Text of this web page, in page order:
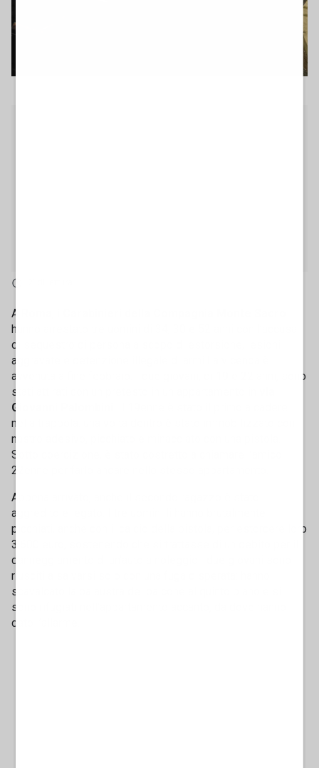
A
hanno arrestato tre uomini di 34, 30 e 52 anni con l’accusa
di sequestro di persona a scopo di estorsione, lesioni
aggravate e detenzione illegale di armi.La vicenda è
avvenuta a fine febbraio. I due giovani, di 19 e 22 anni, sono
stati attirati con un pretesto in un appartamento in
Giovanni Palombini
nella trappola: una volta dentro è stato immobilizzato con
nastro adesivo, picchiato e minacciato con una pistola.
Sotto coercizione, è stato costretto a chiamare l’amico
22enne per farlo andare nello stesso appartamento.
Appena arrivato, anche il secondo ragazzo è stato
aggredito e legato. I tre uomini li hanno brutalmente
picchiati, anche con il calcio della pistola, per estorcere loro
3.600 euro, sostenendo che si trattasse di un debito per il
danneggiamento di un’auto a noleggio.I due giovani sono
riusciti a salvarsi solo con una fuga disperata: hanno
scavalcato la balaustra del balcone al quinto piano e si
sono rifugiati nell’appartamento accanto, da dove hanno
dato l’allarme.